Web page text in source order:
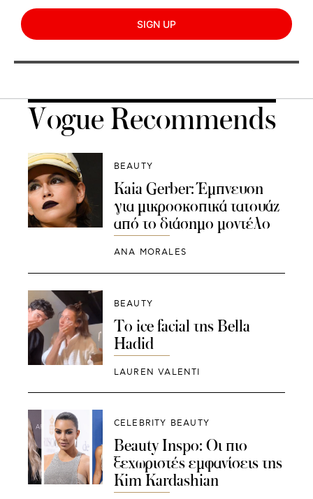
SIGN UP
Vogue Recommends
BEAUTY
Kaia Gerber: Έμπνευση
για μικροσκοπικά τατουάζ
από το διάσημο μοντέλο
ANA MORALES
BEAUTY
Το ice facial της Bella
Hadid
LAUREN VALENTI
CELEBRITY BEAUTY
Beauty Inspo: Οι πιο
ξεχωριστές εμφανίσεις της
Kim Kardashian